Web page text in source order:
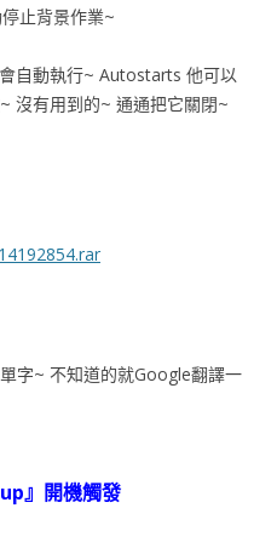
止背景作業~
自動執行~ Autostarts 他可以
沒有用到的~ 通通把它關閉~
字~ 不知道的就Google翻譯一
』開機觸發